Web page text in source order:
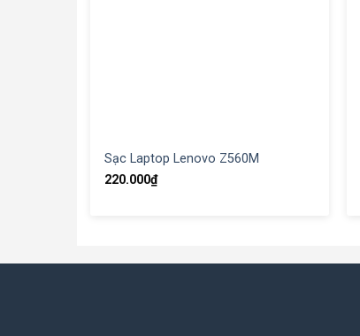
Sạc Laptop Lenovo Z560M
220.000₫